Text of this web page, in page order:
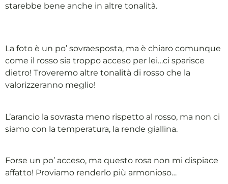
starebbe bene anche in altre tonalità.
La foto è un po’ sovraesposta, ma è chiaro comunque
come il rosso sia troppo acceso per lei…ci sparisce
dietro! Troveremo altre tonalità di rosso che la
valorizzeranno meglio!
L’arancio la sovrasta meno rispetto al rosso, ma non ci
siamo con la temperatura, la rende giallina.
Forse un po’ acceso, ma questo rosa non mi dispiace
affatto! Proviamo renderlo più armonioso…